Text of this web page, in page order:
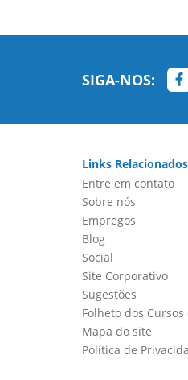
SIGA-NOS:
Links Relacionados
Entre em contato
Sobre nós
Empregos
Blog
Social
Site Corporativo
Sugestões
Folheto dos
Mapa do site
Política de